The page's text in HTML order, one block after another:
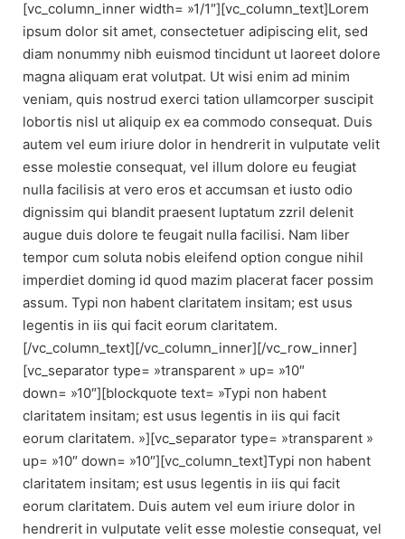
[vc_column_inner width= »1/1″][vc_column_text]Lorem
ipsum dolor sit amet, consectetuer adipiscing elit, sed
diam nonummy nibh euismod tincidunt ut laoreet dolore
magna aliquam erat volutpat. Ut wisi enim ad minim
veniam, quis nostrud exerci tation ullamcorper suscipit
lobortis nisl ut aliquip ex ea commodo consequat. Duis
autem vel eum iriure dolor in hendrerit in vulputate velit
esse molestie consequat, vel illum dolore eu feugiat
nulla facilisis at vero eros et accumsan et iusto odio
dignissim qui blandit praesent luptatum zzril delenit
augue duis dolore te feugait nulla facilisi. Nam liber
tempor cum soluta nobis eleifend option congue nihil
imperdiet doming id quod mazim placerat facer possim
assum. Typi non habent claritatem insitam; est usus
legentis in iis qui facit eorum claritatem.
[/vc_column_text][/vc_column_inner][/vc_row_inner]
[vc_separator type= »transparent » up= »10″
down= »10″][blockquote text= »Typi non habent
claritatem insitam; est usus legentis in iis qui facit
eorum claritatem. »][vc_separator type= »transparent »
up= »10″ down= »10″][vc_column_text]Typi non habent
claritatem insitam; est usus legentis in iis qui facit
eorum claritatem. Duis autem vel eum iriure dolor in
hendrerit in vulputate velit esse molestie consequat, vel